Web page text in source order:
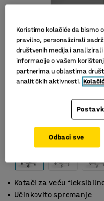
Kotači za veću
Učinkovito spremanje
Koristimo kolačiće da bismo
pravilno, personalizirali
društvenih medija i
informacije o vašem
partnerima u oblastima
analitičkih aktivnosti.
Odbaci sve